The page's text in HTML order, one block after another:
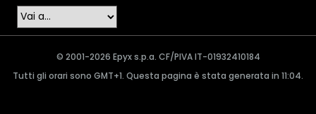
© 2001-2026 Epyx s.p.a. CF/PIVA IT-01932410184
Tutti gli orari sono GMT+1. Questa pagina è stata generata in 11:04.